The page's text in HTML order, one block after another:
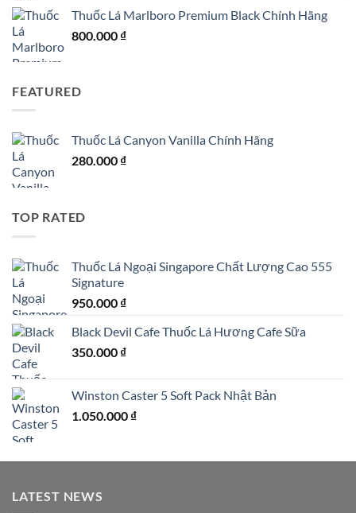
Thuốc Lá Marlboro Premium Black Chính Hãng
800.000 ₫
FEATURED
Thuốc Lá Canyon Vanilla Chính Hãng
280.000 ₫
TOP RATED
Thuốc Lá Ngoại Singapore Chất Lượng Cao 555
Signature
950.000 ₫
Black Devil Cafe Thuốc Lá Hương Cafe Sữa
350.000 ₫
Winston Caster 5 Soft Pack Nhật Bản
1.050.000 ₫
LATEST NEWS